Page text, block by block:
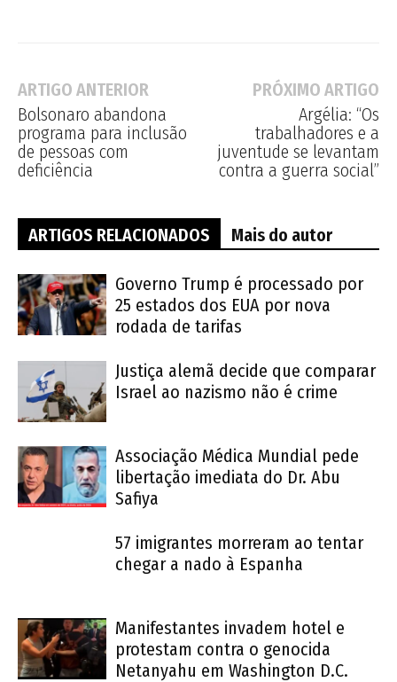
ARTIGO ANTERIOR
Bolsonaro abandona
programa para inclusão
de pessoas com
deficiência
PRÓXIMO ARTIGO
Argélia: “Os
trabalhadores e a
juventude se levantam
contra a guerra social”
ARTIGOS RELACIONADOS Mais do autor
Governo Trump é processado por
25 estados dos EUA por nova
rodada de tarifas
Justiça alemã decide que comparar
Israel ao nazismo não é crime
Associação Médica Mundial pede
libertação imediata do Dr. Abu
Safiya
57 imigrantes morreram ao tentar
chegar a nado à Espanha
Manifestantes invadem hotel e
protestam contra o genocida
Netanyahu em Washington D.C.